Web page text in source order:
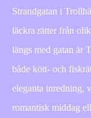
Strandgatan i
läckra rätter från
längs med gatan är
både kött- och
eleganta inredning,
romantisk middag